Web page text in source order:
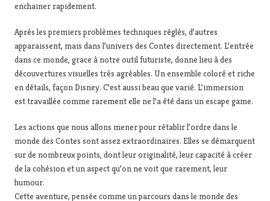
enchainer rapidement.
Après les premiers problèmes techniques réglés, d’autres
apparaissent, mais dans l’univers des Contes directement. L’entrée
dans ce monde, grace à notre outil futuriste, donne lieu à des
découvertures visuelles très agréables. Un ensemble coloré et riche
en détails, façon Disney. C’est aussi beau que varié. L’immersion
est travaillée comme rarement elle ne l’a été dans un escape game.
Les actions que nous allons mener pour rétablir l’ordre dans le
monde des Contes sont assez extraordinaires. Elles se démarquent
sur de nombreux points, dont leur originalité, leur capacité à créer
de la cohésion et un aspect qu’on ne voit que rarement, leur
humour.
Cette aventure, pensée comme un parcours dans le monde des